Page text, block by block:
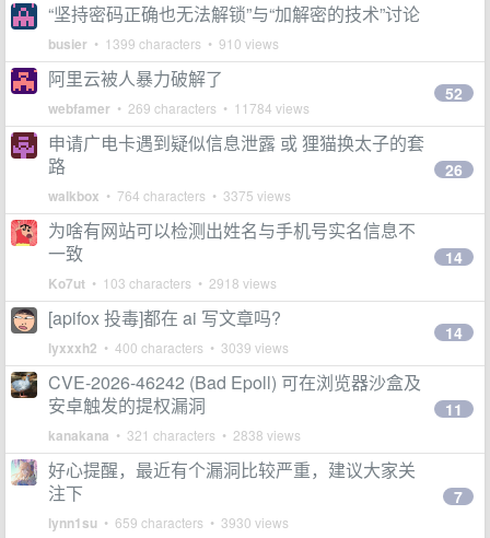
“坚持密码正确也无法解锁”与“加解密的技术”讨论
busier • 1399 characters • 910 views
阿里云被人暴力破解了
webfamer • 269 characters • 11784 views
52
申请广电卡遇到疑似信息泄露 或 狸猫换太子的套
路
walkbox • 764 characters • 3375 views
26
为啥有网站可以检测出姓名与手机号实名信息不
一致
Ko7ut • 103 characters • 2918 views
14
[apifox 投毒]都在 ai 写文章吗?
lyxxxh2 • 400 characters • 3039 views
14
CVE-2026-46242 (Bad Epoll) 可在浏览器沙盒及
安卓触发的提权漏洞
kanakana • 321 characters • 2838 views
11
好心提醒，最近有个漏洞比较严重，建议大家关
注下
lynn1su • 659 characters • 3930 views
7